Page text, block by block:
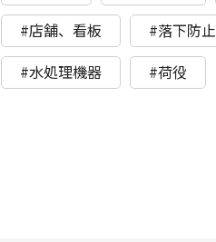
#店舗、看板
#落下防止
#水処理機器
#荷役